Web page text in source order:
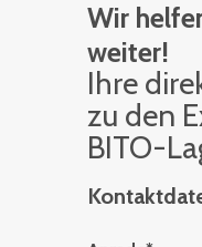
Wir
weiter!
Ihre
zu den
BITO-